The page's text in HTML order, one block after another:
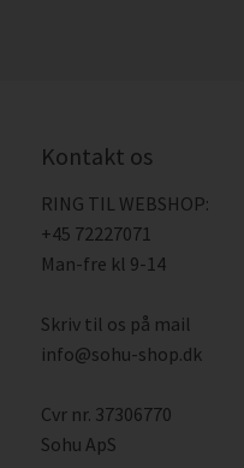
Kontakt os
RING TIL WEBSHOP:
+45 72227071
Man-fre kl 9-14
Skriv til os på mail
info@sohu-shop.dk
Cvr nr. 37306770
Sohu ApS